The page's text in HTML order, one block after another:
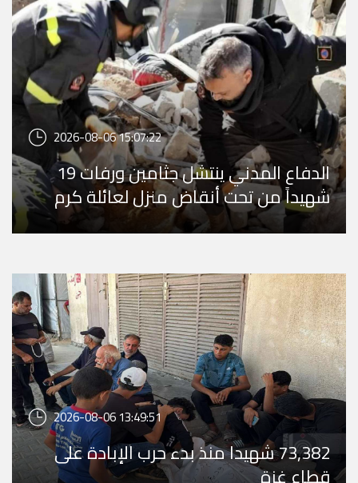
2026-08-06 15:07:22
الدفاع المدني ينتشل جثامين ورفات 19
شهيداً من تحت أنقاض منزل لعائلة كرم
في تل الهوا وي ...
2026-08-06 13:49:51
73,382 شهيدا منذ بدء حرب الإبادة على